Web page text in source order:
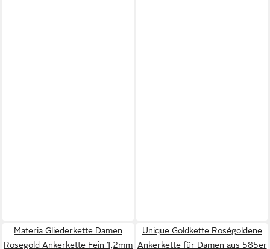
Materia Gliederkette Damen
Rosegold Ankerkette Fein 1,2mm
Unique Goldkette Roségoldene
Ankerkette für Damen aus 585er